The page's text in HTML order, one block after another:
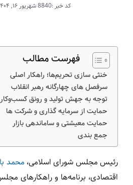
کد خبر :8840 شهریور ۱۶, ۱۴۰۴
فهرست مطالب
خنثی‌ سازی تحریم‌ها؛ راهکار اصلی
سرفصل‌ های چهارگانه رهبر انقلاب
توجه به جهش تولید و رونق کسب‌وکار
حمایت از سرمایه‌ گذاری و شرکت‌ ها
حمایت معیشتی و ساماندهی بازار
جمع‌ بندی
رئیس مجلس شورای اسلامی، محمد
اقتصادی، برنامه‌ها و راهکارهای